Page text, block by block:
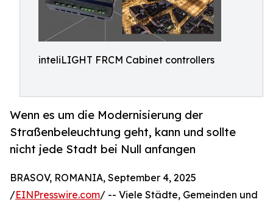
inteliLIGHT FRCM Cabinet controllers
Wenn es um die Modernisierung der
Straßenbeleuchtung geht, kann und sollte
nicht jede Stadt bei Null anfangen
BRASOV, ROMANIA, September 4, 2025
/EINPresswire.com/ -- Viele Städte, Gemeinden und